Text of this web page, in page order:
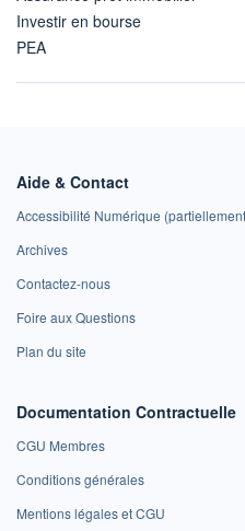
Investir en bourse
PEA
Aide & Contact
Accessibilité Numérique
Archives
Contactez-nous
Foire aux Questions
Plan du site
Documentation Contractuelle
CGU Membres
Conditions générales
Mentions légales et CGU